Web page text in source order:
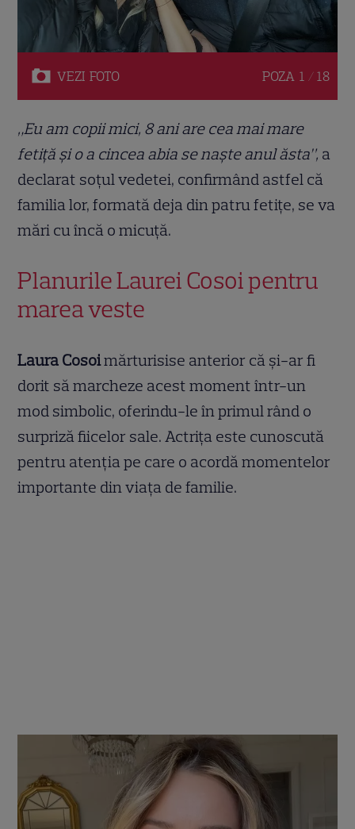
VEZI FOTO POZA 1 / 18
„Eu am copii mici, 8 ani are cea mai mare
fetiță și o a cincea abia se naște anul ăsta”, a
declarat soțul vedetei, confirmând astfel că
familia lor, formată deja din patru fetițe, se va
mări cu încă o micuță.
Planurile Laurei Cosoi pentru
marea veste
Laura Cosoimărturisise anterior că și-ar fi
dorit să marcheze acest moment într-un
mod simbolic, oferindu-le în primul rând o
surpriză fiicelor sale. Actrița este cunoscută
pentru atenția pe care o acordă momentelor
importante din viața de familie.